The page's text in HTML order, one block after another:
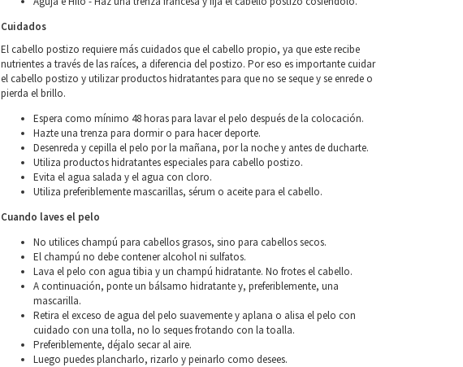
Cuidados
El cabello postizo requiere más cuidados que el cabello propio, ya que este recibe
nutrientes a través de las raíces, a diferencia del postizo. Por eso es importante cuidar
el cabello postizo y utilizar productos hidratantes para que no se seque y se enrede o
pierda el brillo.
Espera como mínimo 48 horas para lavar el pelo después de la colocación.
Hazte una trenza para dormir o para hacer deporte.
Desenreda y cepilla el pelo por la mañana, por la noche y antes de ducharte.
Utiliza productos hidratantes especiales para cabello postizo.
Evita el agua salada y el agua con cloro.
Utiliza preferiblemente mascarillas, sérum o aceite para el cabello.
Cuando laves el pelo
No utilices champú para cabellos grasos, sino para cabellos secos.
El champú no debe contener alcohol ni sulfatos.
Lava el pelo con agua tibia y un champú hidratante. No frotes el cabello.
A continuación, ponte un bálsamo hidratante y, preferiblemente, una
mascarilla.
Retira el exceso de agua del pelo suavemente y aplana o alisa el pelo con
cuidado con una tolla, no lo seques frotando con la toalla.
Preferiblemente, déjalo secar al aire.
Luego puedes plancharlo, rizarlo y peinarlo como desees.